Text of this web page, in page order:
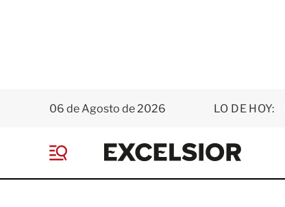
06 de Agosto de 2026 LO DE HOY:
E
x
e
e